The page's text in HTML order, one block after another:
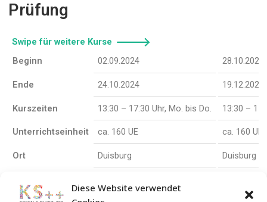
Diese Website verwendet
Prüfung
Swipe für weitere Kurse
Beginn
Ende
Kurszeiten
Unterrichtseinheit
Ort
02.09.2024
24.10.2024
13:30 – 17:30 Uhr, Mo. bis Do.
ca. 160 UE
Duisburg
28.10.2024
19.12.2024
13:30 –
ca. 160 UE
Duisburg